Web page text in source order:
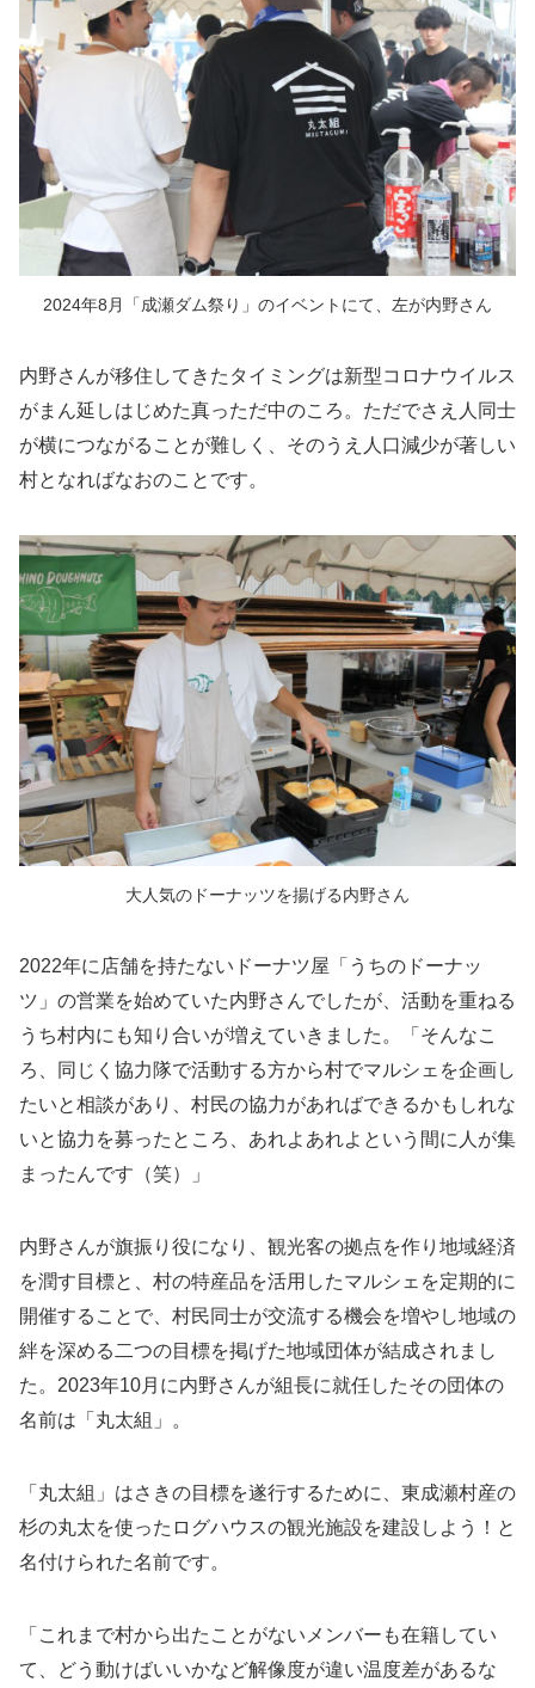
2024年8月「成瀬ダム祭り」のイベントにて、左が内野さん
内野さんが移住してきたタイミングは新型コロナウイルス
がまん延しはじめた真っただ中のころ。ただでさえ人同士
が横につながることが難しく、そのうえ人口減少が著しい
村となればなおのことです。
大人気のドーナッツを揚げる内野さん
2022年に店舗を持たないドーナツ屋「うちのドーナッ
ツ」の営業を始めていた内野さんでしたが、活動を重ねる
うち村内にも知り合いが増えていきました。「そんなこ
ろ、同じく協力隊で活動する方から村でマルシェを企画し
たいと相談があり、村民の協力があればできるかもしれな
いと協力を募ったところ、あれよあれよという間に人が集
まったんです（笑）」
内野さんが旗振り役になり、観光客の拠点を作り地域経済
を潤す目標と、村の特産品を活用したマルシェを定期的に
開催することで、村民同士が交流する機会を増やし地域の
絆を深める二つの目標を掲げた地域団体が結成されまし
た。2023年10月に内野さんが組長に就任したその団体の
名前は「丸太組」。
「丸太組」はさきの目標を遂行するために、東成瀬村産の
杉の丸太を使ったログハウスの観光施設を建設しよう！と
名付けられた名前です。
「これまで村から出たことがないメンバーも在籍してい
て、どう動けばいいかなど解像度が違い温度差があるな